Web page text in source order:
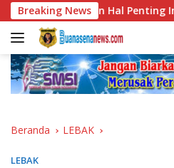
Langsung
ke
konten
Breaking NewsHal Penting Ini
Beranda LEBAK
LEBAK